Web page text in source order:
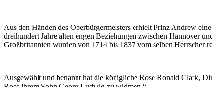
Aus den Händen des Oberbürgermeisters erhielt Prinz Andrew
dreihundert Jahre alten engen Beziehungen zwischen Hannover
Großbritannien wurden von 1714 bis 1837 vom selben Herrscher
Ausgewählt und benannt hat die königliche Rose Ronald Clark,